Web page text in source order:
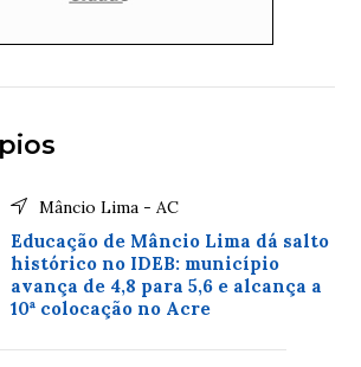
Mâncio Lima - AC
Educação de Mâncio Lima dá salto
histórico no IDEB: município
avança de 4,8 para 5,6 e alcança a
10ª colocação no Acre